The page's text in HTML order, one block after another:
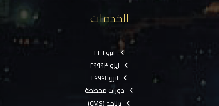
الخدمات
ايزو ٢١٠٠١
ايزو ٢٩٩٩٣
ايزو ٢٩٩٩٤
دورات مخططة
برنامج (CMS)